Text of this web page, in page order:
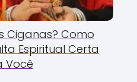
Ciganas? Como
Espiritual Certa
Você